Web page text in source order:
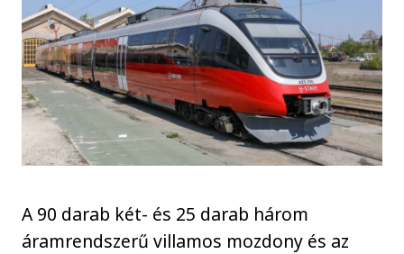
A 90 darab két- és 25 darab három
áramrendszerű villamos mozdony és az